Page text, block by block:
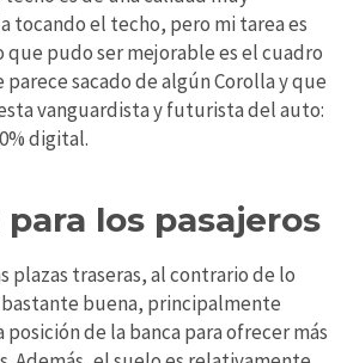
tocando el techo, pero mi tarea es
que pudo ser mejorable es el cuadro
sacado de algún Corolla y que
vanguardista y futurista del auto:
digital.
los pasajeros
plazas traseras, al contrario de lo
buena, principalmente
de la banca para ofrecer más